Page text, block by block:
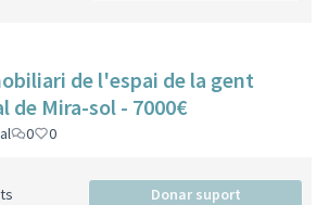
de l'espai de la gent
de Mira-sol - 7000€
0 0
Donar suport